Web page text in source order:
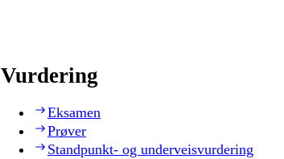
Vurdering
Eksamen
Prøver
Standpunkt- og underveisvurdering